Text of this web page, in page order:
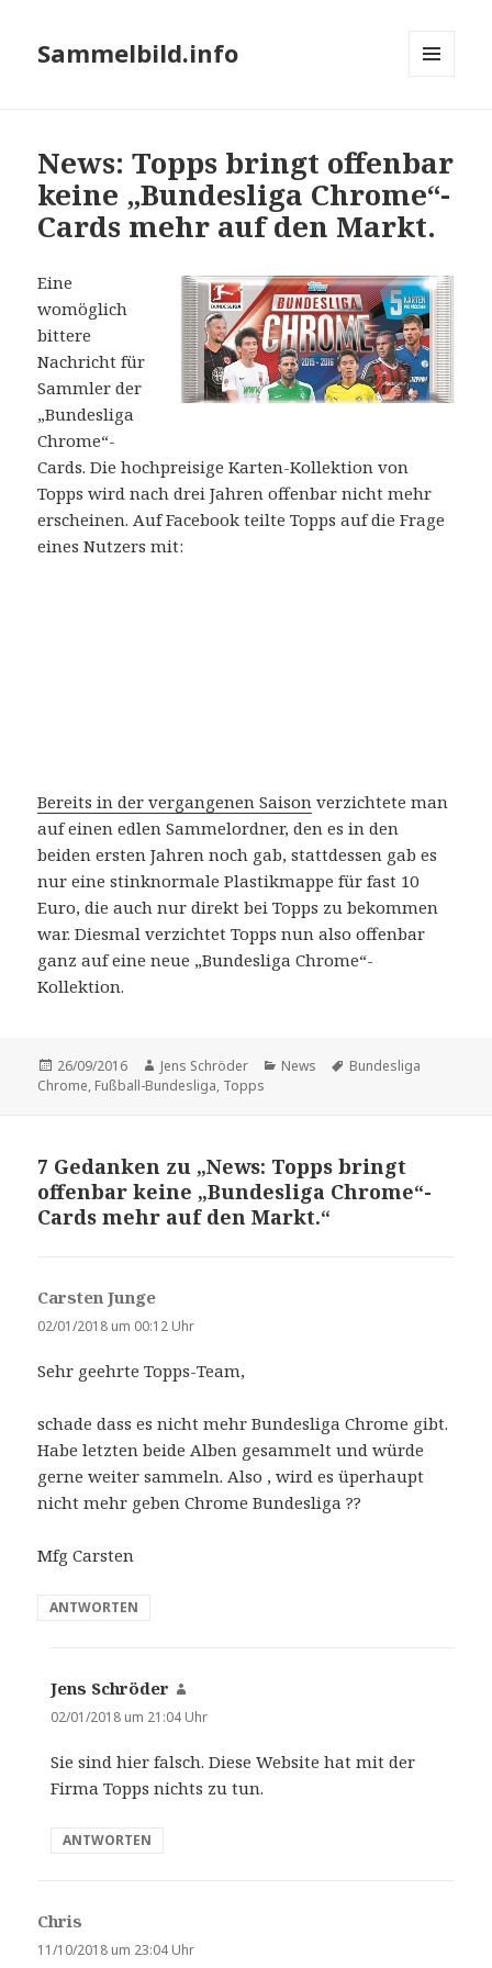
Sammelbild.info
News: Topps bringt offenbar
keine „Bundesliga Chrome“-
Cards mehr auf den Markt.
Eine
womöglich
bittere
Nachricht für
Sammler der
„Bundesliga
Chrome“-
Cards. Die hochpreisige Karten-Kollektion von
Topps wird nach drei Jahren offenbar nicht mehr
erscheinen. Auf Facebook teilte Topps auf die Frage
eines Nutzers mit:
Bereits in der vergangenen Saison verzichtete man
auf einen edlen Sammelordner, den es in den
beiden ersten Jahren noch gab, stattdessen gab es
nur eine stinknormale Plastikmappe für fast 10
Euro, die auch nur direkt bei Topps zu bekommen
war. Diesmal verzichtet Topps nun also offenbar
ganz auf eine neue „Bundesliga Chrome“-
Kollektion.
Veröffentlicht
am
26/09/2016 Autor
Jens Schröder Kategorien
News Schlagwörter
Bundesliga
Chrome, Fußball-Bundesliga, Topps
7 Gedanken zu „News: Topps bringt
offenbar keine „Bundesliga Chrome“-
Cards mehr auf den Markt.“
Carsten Junge
a
t
02/01/2018 um 00:12 Uhr
Sehr geehrte Topps-Team,
schade dass es nicht mehr Bundesliga Chrome gibt.
Habe letzten beide Alben gesammelt und würde
gerne weiter sammeln. Also , wird es üperhaupt
nicht mehr geben Chrome Bundesliga ??
Mfg Carsten
ANTWORTEN
Jens Schröder
a
t
:
02/01/2018 um 21:04 Uhr
Sie sind hier falsch. Diese Website hat mit der
Firma Topps nichts zu tun.
ANTWORTEN
Chris
a
11/10/2018 um 23:04 Uhr